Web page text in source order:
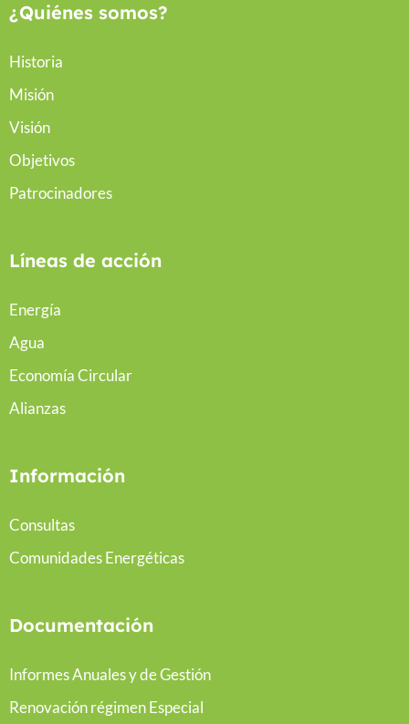
¿Quiénes somos?
Historia
Misión
Visión
Objetivos
Patrocinadores
Líneas de acción
Energía
Agua
Economía Circular
Alianzas
Información
Consultas
Comunidades Energéticas
Documentación
Informes Anuales y de Gestión
Renovación régimen Especial